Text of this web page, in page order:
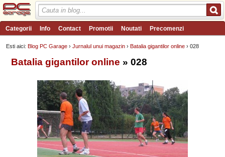
Categorii Info Contact Promotii Noutati Precomenzi
Review-uri Wishlist PC Garage TV Forum Blog Angajari
Esti aici:Blog PC Garage ›Jurnalul unui magazin ›Batalia gigantilor online › 028
Batalia gigantilor online » 028